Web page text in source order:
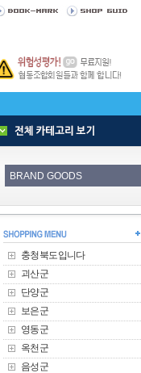
충청북도입니다
괴산군
단양군
보은군
영동군
옥천군
음성군